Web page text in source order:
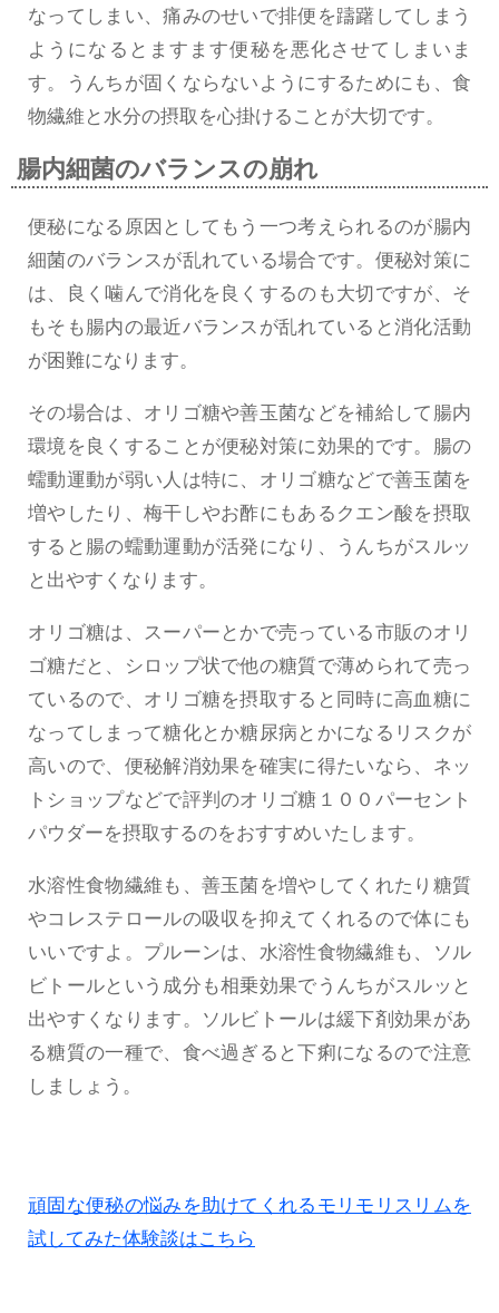
なってしまい、痛みのせいで排便を躊躇してしまう
ようになるとますます便秘を悪化させてしまいま
す。うんちが固くならないようにするためにも、食
物繊維と水分の摂取を心掛けることが大切です。
腸内細菌のバランスの崩れ
便秘になる原因としてもう一つ考えられるのが腸内
細菌のバランスが乱れている場合です。便秘対策に
は、良く噛んで消化を良くするのも大切ですが、そ
もそも腸内の最近バランスが乱れていると消化活動
が困難になります。
その場合は、オリゴ糖や善玉菌などを補給して腸内
環境を良くすることが便秘対策に効果的です。腸の
蠕動運動が弱い人は特に、オリゴ糖などで善玉菌を
増やしたり、梅干しやお酢にもあるクエン酸を摂取
すると腸の蠕動運動が活発になり、うんちがスルッ
と出やすくなります。
オリゴ糖は、スーパーとかで売っている市販のオリ
ゴ糖だと、シロップ状で他の糖質で薄められて売っ
ているので、オリゴ糖を摂取すると同時に高血糖に
なってしまって糖化とか糖尿病とかになるリスクが
高いので、便秘解消効果を確実に得たいなら、ネッ
トショップなどで評判のオリゴ糖１００パーセント
パウダーを摂取するのをおすすめいたします。
水溶性食物繊維も、善玉菌を増やしてくれたり糖質
やコレステロールの吸収を抑えてくれるので体にも
いいですよ。プルーンは、水溶性食物繊維も、ソル
ビトールという成分も相乗効果でうんちがスルッと
出やすくなります。ソルビトールは緩下剤効果があ
る糖質の一種で、食べ過ぎると下痢になるので注意
しましょう。
頑固な便秘の悩みを助けてくれるモリモリスリムを
試してみた体験談はこちら